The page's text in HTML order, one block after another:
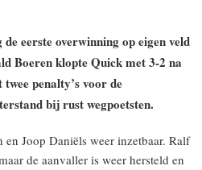
eerste overwinning op eigen veld
Boeren klopte Quick met 3-2 na
penalty’s voor de
bij rust wegpoetsten.
Joop Daniëls weer inzetbaar. Ralf
de aanvaller is weer hersteld en